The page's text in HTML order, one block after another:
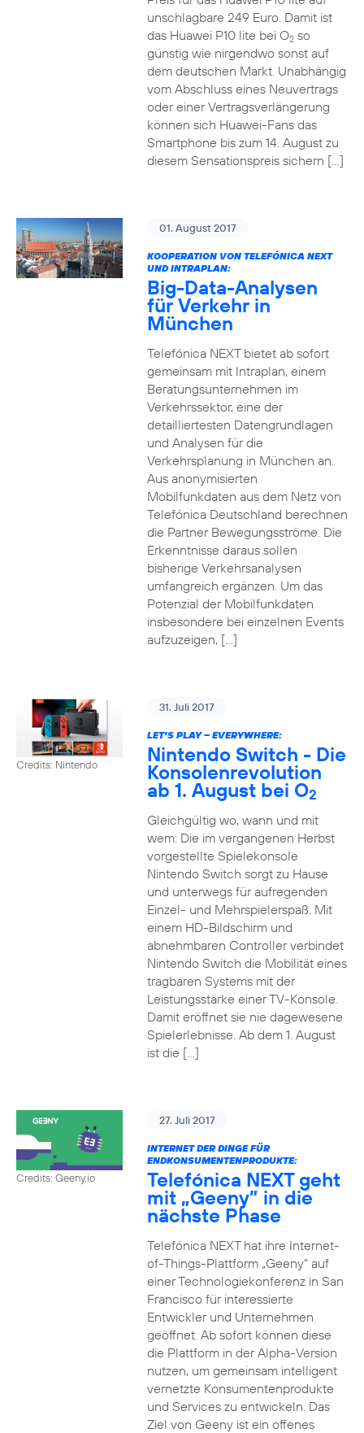
unschlagbare 249 Euro. Damit ist
das Huawei P10 lite bei O2so
günstig wie nirgendwo sonst auf
dem deutschen Markt. Unabhängig
vom Abschluss eines Neuvertrags
oder einer Vertragsverlängerung
können sich Huawei-Fans das
Smartphone bis zum 14. August zu
diesem Sensationspreis sichern […]
01. August 2017
KOOPERATION VON TELEFÓNICA NEXT
UND INTRAPLAN:
Big-Data-Analysen
für Verkehr in
München
Telefónica NEXT bietet ab sofort
gemeinsam mit Intraplan, einem
Beratungsunternehmen im
Verkehrssektor, eine der
detailliertesten Datengrundlagen
und Analysen für die
Verkehrsplanung in München an.
Aus anonymisierten
Mobilfunkdaten aus dem Netz von
Telefónica Deutschland berechnen
die Partner Bewegungsströme. Die
Erkenntnisse daraus sollen
bisherige Verkehrsanalysen
umfangreich ergänzen. Um das
Potenzial der Mobilfunkdaten
insbesondere bei einzelnen Events
aufzuzeigen, […]
Credits: Nintendo
31. Juli 2017
LET’S PLAY – EVERYWHERE:
Nintendo Switch - Die
Konsolenrevolution
ab 1. August bei O2
Gleichgültig wo, wann und mit
wem: Die im vergangenen Herbst
vorgestellte Spielekonsole
Nintendo Switch sorgt zu Hause
und unterwegs für aufregenden
Einzel- und Mehrspielerspaß. Mit
einem HD-Bildschirm und
abnehmbaren Controller verbindet
Nintendo Switch die Mobilität eines
tragbaren Systems mit der
Leistungsstärke einer TV-Konsole.
Damit eröffnet sie nie dagewesene
Spielerlebnisse. Ab dem 1. August
ist die […]
Credits: Geeny.io
27. Juli 2017
INTERNET DER DINGE FÜR
ENDKONSUMENTENPRODUKTE:
Telefónica NEXT geht
mit „Geeny” in die
nächste Phase
Telefónica NEXT hat ihre Internet-
of-Things-Plattform „Geeny“ auf
einer Technologiekonferenz in San
Francisco für interessierte
Entwickler und Unternehmen
geöffnet. Ab sofort können diese
die Plattform in der Alpha-Version
nutzen, um gemeinsam intelligent
vernetzte Konsumentenprodukte
und Services zu entwickeln. Das
Ziel von Geeny ist ein offenes